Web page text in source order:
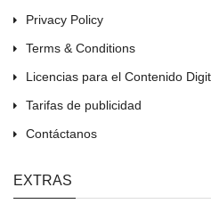
Privacy Policy
Terms & Conditions
Licencias para el Contenido
Tarifas de publicidad
Contáctanos
EXTRAS